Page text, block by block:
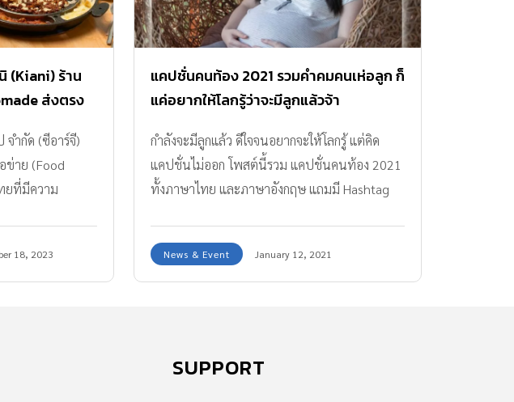
(Kiani) ร้าน
ส่งตรง
จำกัด (ซีอาร์จี)
ข่าย (Food
ยที่มีความ
พร้อมรุกตลาด
านิ จำกัด เปิดตัว
และ การ
18, 2023
แคปชั่นคนท้อง 2021 รวมคำคมคนเห่อลูก ก็
แค่อยากให้โลกรู้ว่าจะมีลูกแล้วจ้า
กำลังจะมีลูกแล้ว ดีใจจนอยากจะให้โลกรู้ แต่คิด
แคปชั่นไม่ออก โพสต์นี้รวม แคปชั่นคนท้อง 2021
ทั้งภาษาไทย และภาษาอังกฤษ แถมมี Hashtag
News & Event January 12, 2021
SUPPORT